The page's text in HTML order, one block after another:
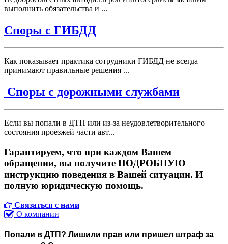
выполнить обязательства и ...
Споры с ГИБДД
Как показывает практика сотрудники ГИБДД не всегда
принимают правильные решения ...
Споры с дорожными службами
Если вы попали в ДТП или из-за неудовлетворительного
состояния проезжей части авт...
Гарантируем, что при каждом Вашем
обращении, вы получите ПОДРОБНУЮ
инструкцию поведения в Вашей ситуации. И
полную юридическую помощь.
Связаться с нами
О компании
Попали в ДТП? Лишили прав или пришел штраф за